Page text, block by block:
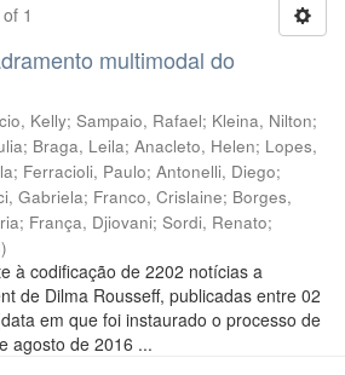
1
multimodal do
Kelly; Sampaio, Rafael; Kleina, Nilton;
; Braga, Leila; Anacleto, Helen; Lopes,
; Ferracioli, Paulo; Antonelli, Diego;
Gabriela; Franco, Crislaine; Borges,
; França, Djiovani; Sordi, Renato;
)
à codificação de 2202 notícias a
de Dilma Rousseff, publicadas entre 02
em que foi instaurado o processo de
agosto de 2016 ...